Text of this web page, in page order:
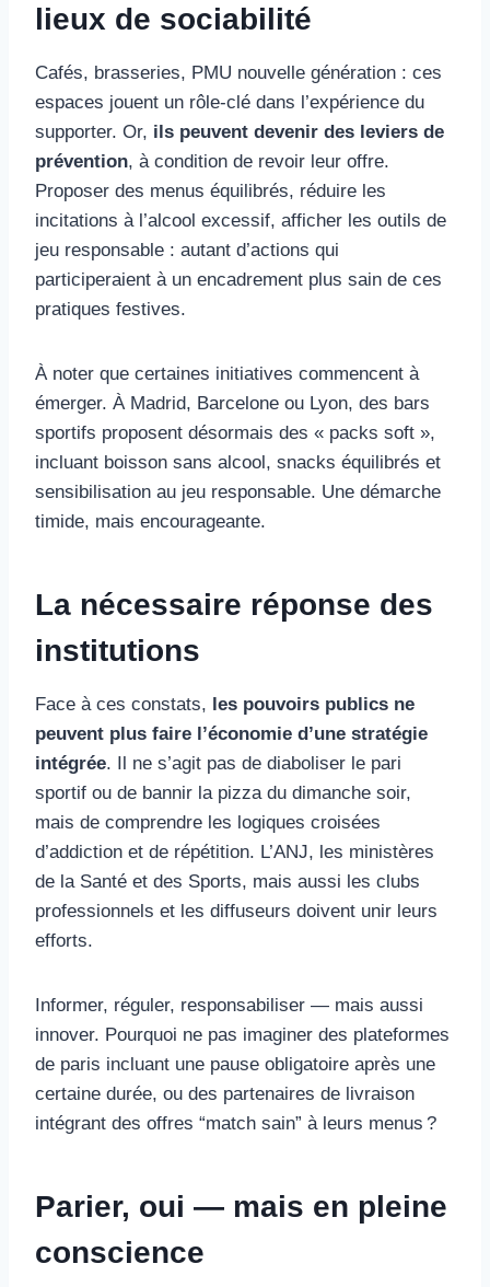
lieux de sociabilité
Cafés, brasseries, PMU nouvelle génération : ces
espaces jouent un rôle-clé dans l’expérience du
supporter. Or, ils peuvent devenir des leviers de
prévention, à condition de revoir leur offre.
Proposer des menus équilibrés, réduire les
incitations à l’alcool excessif, afficher les outils de
jeu responsable : autant d’actions qui
participeraient à un encadrement plus sain de ces
pratiques festives.
À noter que certaines initiatives commencent à
émerger. À Madrid, Barcelone ou Lyon, des bars
sportifs proposent désormais des « packs soft »,
incluant boisson sans alcool, snacks équilibrés et
sensibilisation au jeu responsable. Une démarche
timide, mais encourageante.
La nécessaire réponse des
institutions
Face à ces constats, les pouvoirs publics ne
peuvent plus faire l’économie d’une stratégie
intégrée. Il ne s’agit pas de diaboliser le pari
sportif ou de bannir la pizza du dimanche soir,
mais de comprendre les logiques croisées
d’addiction et de répétition. L’ANJ, les ministères
de la Santé et des Sports, mais aussi les clubs
professionnels et les diffuseurs doivent unir leurs
efforts.
Informer, réguler, responsabiliser — mais aussi
innover. Pourquoi ne pas imaginer des plateformes
de paris incluant une pause obligatoire après une
certaine durée, ou des partenaires de livraison
intégrant des offres “match sain” à leurs menus ?
Parier, oui — mais en pleine
conscience